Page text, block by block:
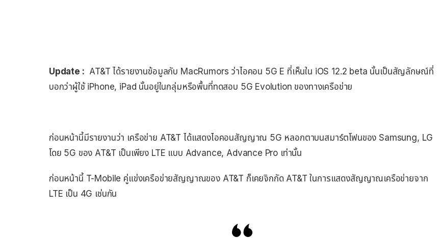
Update : AT&T ได้รายงานข้อมูลกับ MacRumors ว่าไอคอน 5G E ที่เห็นใน iOS 12.2 beta นั้นเป็นสัญลักษณ์ที่
บอกว่าผู้ใช้ iPhone, iPad นั้นอยู่ในกลุ่มหรือพื้นที่ทดสอบ 5G Evolution ของทางเครือข่าย
ก่อนหน้านี้มีรายงานว่า เครือข่าย AT&T ได้แสดงไอคอนสัญญาณ 5G หลอกตาบนสมาร์ตโฟนของ Samsung, LG
โดย 5G ของ AT&T เป็นเพียง LTE แบบ Advance, Advance Pro เท่านั้น
ก่อนหน้านี้ T-Mobile คู่แข่งเครือข่ายสัญญาณของ AT&T ก็เคยจิกกัด AT&T ในการแสดงสัญญาณเครือข่ายจาก
LTE เป็น 4G เช่นกัน